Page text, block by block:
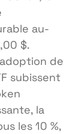
au-
$.
de
subissent
la
les 10 %,